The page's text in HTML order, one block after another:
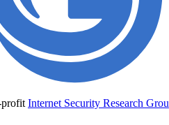
profit Internet Security Research